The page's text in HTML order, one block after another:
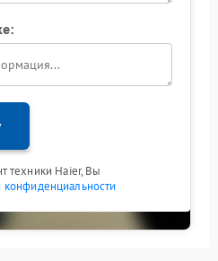
техники Haier, Вы
конфиденциальности